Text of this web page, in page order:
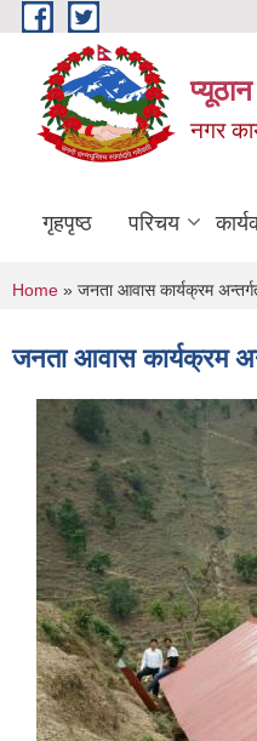
Skip to main content
नगर
गृहपृष्ठ परिचय
You are here
Home » जनता आवास कार्यक्रम
जनता आवास कार्यक्रम